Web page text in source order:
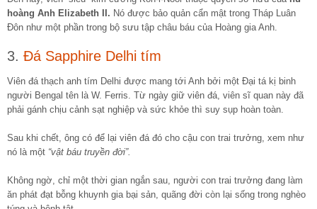
hoàng Anh Elizabeth II. Nó được bảo quản cẩn mật trong Tháp Luân
Đôn như một phần trong bộ sưu tập châu báu của Hoàng gia Anh.
3. Đá Sapphire Delhi tím
Viên đá thạch anh tím Delhi được mang tới Anh bởi một Đại tá kị binh
người Bengal tên là W. Ferris. Từ ngày giữ viên đá, viên sĩ quan này đã
phải gánh chịu cảnh sạt nghiệp và sức khỏe thì suy sụp hoàn toàn.
Sau khi chết, ông có để lại viên đá đó cho cậu con trai trưởng, xem như
nó là một “vật báu truyền đời”.
Không ngờ, chỉ một thời gian ngắn sau, người con trai trưởng đang làm
ăn phát đạt bỗng khuynh gia bại sản, quãng đời còn lại sống trong nghèo